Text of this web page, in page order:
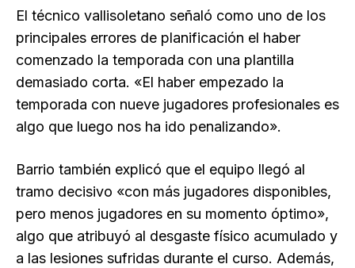
El técnico vallisoletano señaló como uno de los
principales errores de planificación el haber
comenzado la temporada con una plantilla
demasiado corta. «El haber empezado la
temporada con nueve jugadores profesionales es
algo que luego nos ha ido penalizando».
Barrio también explicó que el equipo llegó al
tramo decisivo «con más jugadores disponibles,
pero menos jugadores en su momento óptimo»,
algo que atribuyó al desgaste físico acumulado y
a las lesiones sufridas durante el curso. Además,